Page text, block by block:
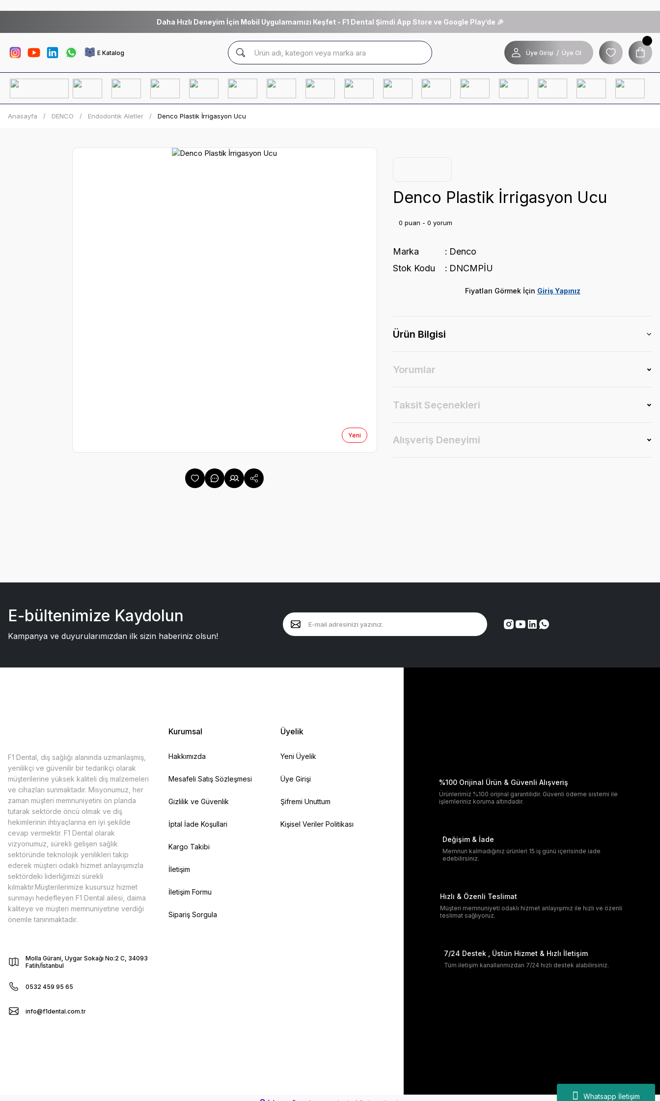
Whatsapp İletişim
Daha Hızlı Deneyim İçin Mobil Uygulamamızı Keşfet - F1 Dental Şimdi App Store ve Google Play’de 🎉
E Katalog Üye Girişi / Üye Ol
Anasayfa DENCO Endodontik Aletler Denco Plastik İrrigasyon Ucu
Yeni
Denco Plastik İrrigasyon Ucu
0 puan - 0 yorum
Marka
Denco
Stok Kodu
DNCMPİU
Fiyatları Görmek İçin Giriş Yapınız
Ürün Bilgisi
Yorumlar
Taksit Seçenekleri
Alışveriş Deneyimi
E-bültenimize Kaydolun
Kampanya ve duyurularımızdan ilk sizin haberiniz olsun!
F1 Dental, diş sağlığı alanında uzmanlaşmış,
yenilikçi ve güvenilir bir tedarikçi olarak
müşterilerine yüksek kaliteli diş malzemeleri
ve cihazları sunmaktadır. Misyonumuz, her
zaman müşteri memnuniyetini ön planda
tutarak sektörde öncü olmak ve diş
hekimlerinin ihtiyaçlarına en iyi şekilde
cevap vermektir. F1 Dental olarak
vizyonumuz, sürekli gelişen sağlık
sektöründe teknolojik yenilikleri takip
ederek müşteri odaklı hizmet anlayışımızla
sektördeki liderliğimizi sürekli
kılmaktır.Müşterilerimize kusursuz hizmet
sunmayı hedefleyen F1 Dental ailesi, daima
kaliteye ve müşteri memnuniyetine verdiği
önemle tanınmaktadır.
Molla Gürani, Uygar Sokağı No:2 C, 34093
Fatih/İstanbul
0532 459 95 65
info@f1dental.com.tr
Kurumsal
Hakkımızda
Mesafeli Satış Sözleşmesi
Gizlilik ve Güvenlik
İptal İade Koşullari
Kargo Takibi
İletişim
İletişim Formu
Sipariş Sorgula
Üyelik
Yeni Üyelik
Üye Girişi
Şifremi Unuttum
Kişisel Veriler Politikası
%100 Orijinal Ürün & Güvenli Alışveriş
Ürünlerimiz %100 orijinal garantilidir. Güvenli ödeme sistemi ile
işlemleriniz koruma altındadır.
Değişim & İade
Memnun kalmadığınız ürünleri 15 iş günü içerisinde iade
edebilirsiniz.
Hızlı & Özenli Teslimat
Müşteri memnuniyeti odaklı hizmet anlayışımız ile hızlı ve özenli
teslimat sağlıyoruz.
7/24 Destek , Üstün Hizmet & Hızlı İletişim
Tüm iletişim kanallarımızdan 7/24 hızlı destek alabilirsiniz.